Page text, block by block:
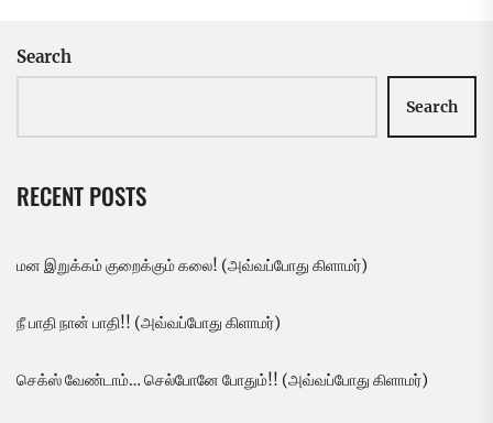
Search
Search
RECENT POSTS
மன இறுக்கம் குறைக்கும் கலை! (அவ்வப்போது கிளாமர்)
நீ பாதி நான் பாதி!! (அவ்வப்போது கிளாமர்)
செக்ஸ் வேண்டாம்… செல்போனே போதும்!! (அவ்வப்போது கிளாமர்)